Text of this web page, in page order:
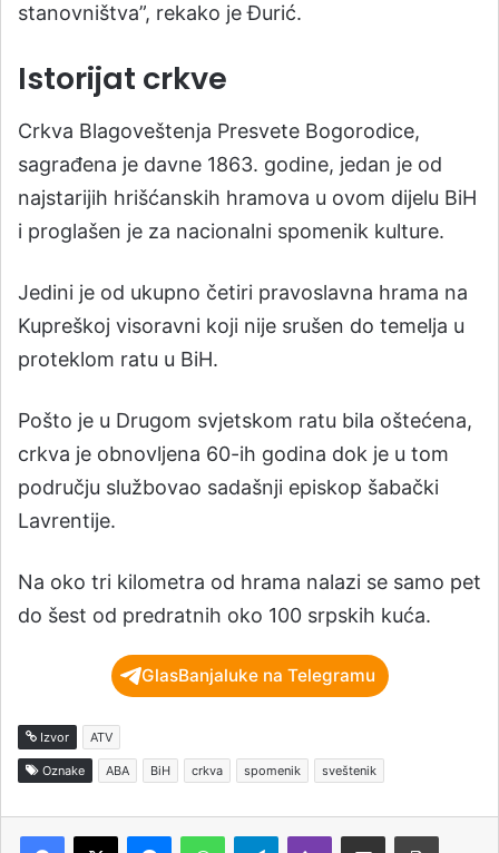
stanovništva”, rekako je Ðurić.
Istorijat crkve
Crkva Blagoveštenja Presvete Bogorodice,
sagrađena je davne 1863. godine, jedan je od
najstarijih hrišćanskih hramova u ovom dijelu BiH
i proglašen je za nacionalni spomenik kulture.
Jedini je od ukupno četiri pravoslavna hrama na
Kupreškoj visoravni koji nije srušen do temelja u
proteklom ratu u BiH.
Pošto je u Drugom svjetskom ratu bila oštećena,
crkva je obnovljena 60-ih godina dok je u tom
području službovao sadašnji episkop šabački
Lavrentije.
Na oko tri kilometra od hrama nalazi se samo pet
do šest od predratnih oko 100 srpskih kuća.
GlasBanjaluke na Telegramu
Izvor ATV
Oznake ABA BiH crkva spomenik sveštenik
Telegram